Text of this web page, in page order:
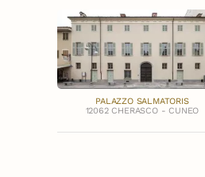
PALAZZO SALMATORIS
12062 CHERASCO - CUNEO